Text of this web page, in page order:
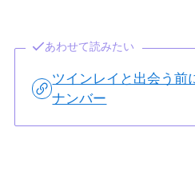
あわせて読みたい
ツインレイと出会う前
ナンバー